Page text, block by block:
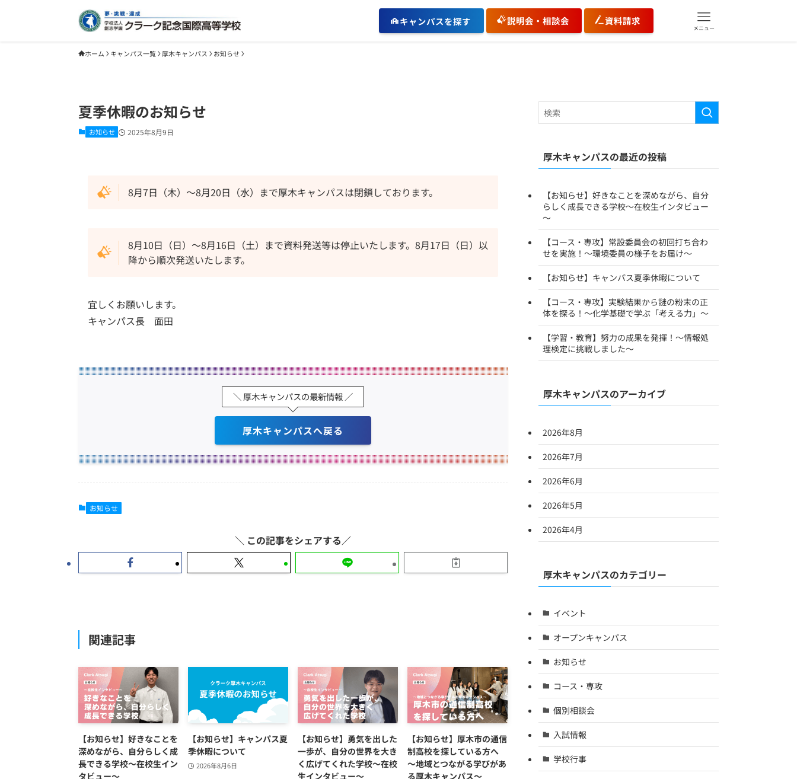
キャンパスを探す 説明会・相談会 資料請求
メニュー
ホーム キャンパス一覧 厚木キャンパス お知らせ
夏季休暇のお知らせ
お知らせ 2025年8月9日
8月7日（木）〜8月20日（水）まで厚木キャンパスは閉鎖しております。
8月10日（日）〜8月16日（土）まで資料発送等は停止いたします。8月17日（日）以
降から順次発送いたします。
宜しくお願いします。
キャンパス長 面田
＼ 厚木キャンパスの最新情報 ／
厚木キャンパスへ戻る
お知らせ
関連記事
【お知らせ】好きなことを
深めながら、自分らしく成
長できる学校～在校生イン
タビュー～
【お知らせ】キャンパス夏
季休暇について
2026年8月6日
【お知らせ】勇気を出した
一歩が、自分の世界を大き
く広げてくれた学校～在校
生インタビュー～
【お知らせ】厚木市の通信
制高校を探している方へ
～地域とつながる学びがあ
る厚木キャンパス～
厚木キャンパスの最近の投稿
【お知らせ】好きなことを深めながら、自分
らしく成長できる学校～在校生インタビュー
～
【コース・専攻】常設委員会の初回打ち合わ
せを実施！〜環境委員の様子をお届け〜
【お知らせ】キャンパス夏季休暇について
【コース・専攻】実験結果から謎の粉末の正
体を探る！～化学基礎で学ぶ「考える力」～
【学習・教育】努力の成果を発揮！〜情報処
理検定に挑戦しました〜
厚木キャンパスのアーカイブ
2026年8月
2026年7月
2026年6月
2026年5月
2026年4月
厚木キャンパスのカテゴリー
イベント
オープンキャンパス
お知らせ
コース・専攻
個別相談会
入試情報
学校行事